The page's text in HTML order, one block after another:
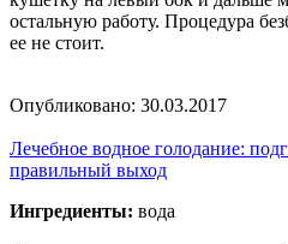
остальную работу. Процедура
ее не стоит.
Опубликовано: 30.03.2017
Лечебное водное голодание:
правильный выход
Ингредиенты: вода